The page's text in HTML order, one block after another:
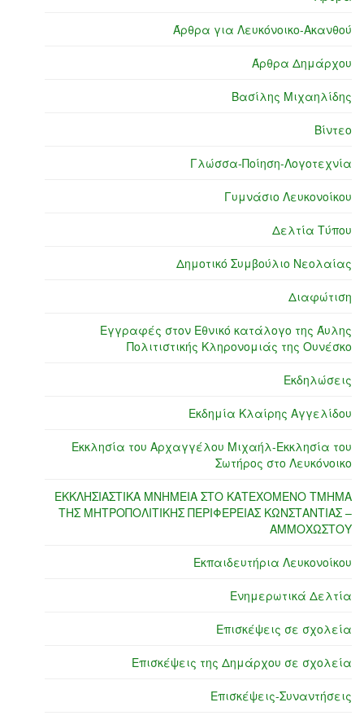
Άρθρα για Λευκόνοικο-Ακανθού
Άρθρα Δημάρχου
Βασίλης Μιχαηλίδης
Βίντεο
Γλώσσα-Ποίηση-Λογοτεχνία
Γυμνάσιο Λευκονοίκου
Δελτία Τύπου
Δημοτικό Συμβούλιο Νεολαίας
Διαφώτιση
Εγγραφές στον Εθνικό κατάλογο της Άυλης
Πολιτιστικής Κληρονομιάς της Ουνέσκο
Εκδηλώσεις
Εκδημία Κλαίρης Αγγελίδου
Εκκλησία του Αρχαγγέλου Μιχαήλ-Εκκλησία του
Σωτήρος στο Λευκόνοικο
ΕΚΚΛΗΣΙΑΣΤΙΚΑ ΜΝΗΜΕΙΑ ΣΤΟ ΚΑΤΕΧΟΜΕΝΟ ΤΜΗΜΑ
ΤΗΣ ΜΗΤΡΟΠΟΛΙΤΙΚΗΣ ΠΕΡΙΦΕΡΕΙΑΣ ΚΩΝΣΤΑΝΤΙΑΣ –
ΑΜΜΟΧΩΣΤΟΥ
Εκπαιδευτήρια Λευκονοίκου
Ενημερωτικά Δελτία
Επισκέψεις σε σχολεία
Επισκέψεις της Δημάρχου σε σχολεία
Επισκέψεις-Συναντήσεις